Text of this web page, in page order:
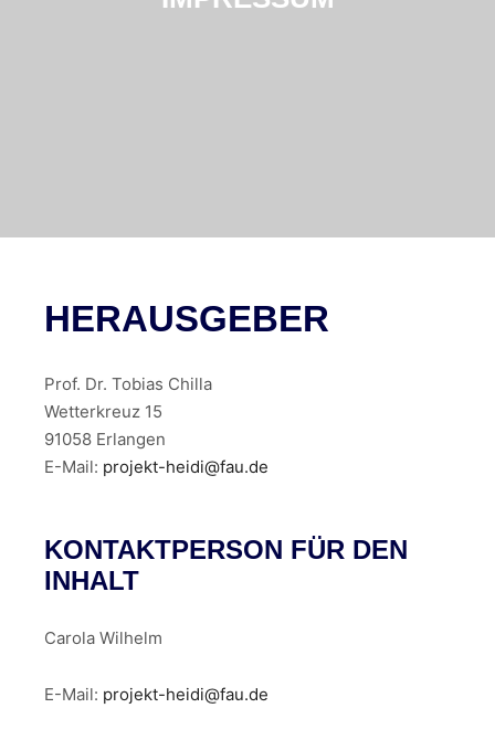
HERAUSGEBER
Prof. Dr. Tobias Chilla
Wetterkreuz 15
91058 Erlangen
E-Mail: projekt-heidi@fau.de
KONTAKTPERSON FÜR DEN
INHALT
Carola Wilhelm
E-Mail: projekt-heidi@fau.de